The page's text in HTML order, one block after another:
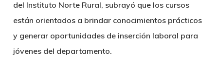
del Instituto Norte Rural, subrayó que los cursos
están orientados a brindar conocimientos prácticos
y generar oportunidades de inserción laboral para
jóvenes del departamento.